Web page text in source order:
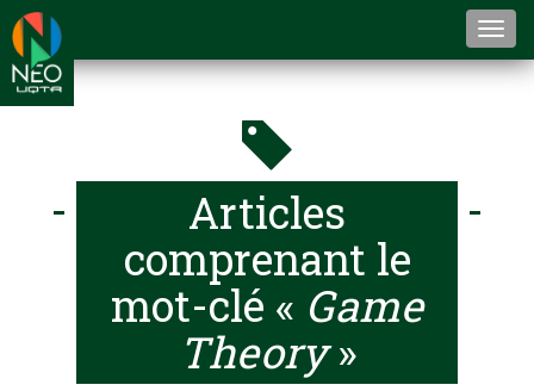
Articles
comprenant le
mot-clé « Game
Theory»